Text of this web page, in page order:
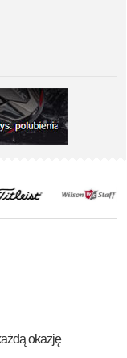
okazję